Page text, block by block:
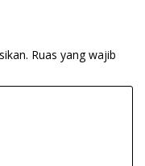
Ruas yang wajib